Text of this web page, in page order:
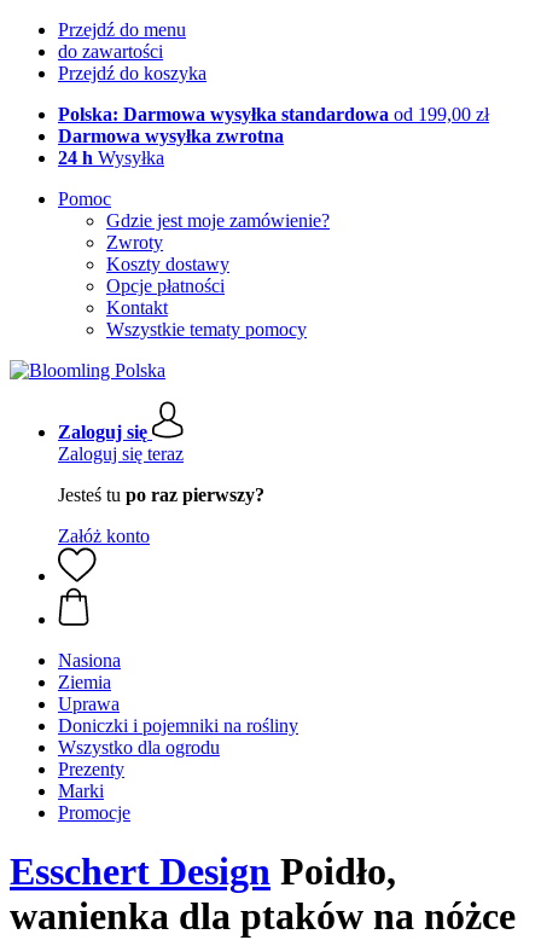
Przejdź do menu
do zawartości
Przejdź do koszyka
Polska: Darmowa wysyłka standardowa od 199,00 zł
Darmowa wysyłka zwrotna
24 h Wysyłka
Pomoc
Gdzie jest moje zamówienie?
Zwroty
Koszty dostawy
Opcje płatności
Kontakt
Wszystkie tematy pomocy
Zaloguj się
Zaloguj się teraz
Jesteś tu po raz pierwszy?
Załóż konto
Nasiona
Ziemia
Uprawa
Doniczki i pojemniki na rośliny
Wszystko dla ogrodu
Prezenty
Marki
Promocje
Esschert Design Poidło,
wanienka dla ptaków na nóżce